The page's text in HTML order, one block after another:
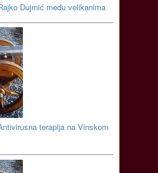
Dujmić među velikanima
terapija na Vinskom